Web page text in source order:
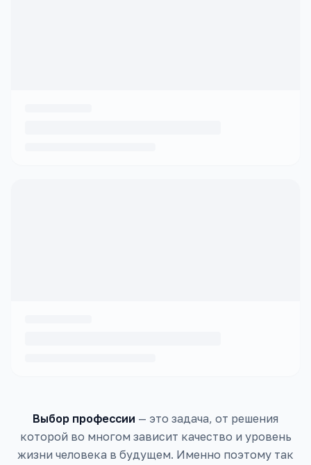
Выбор профессии — это задача, от решения
которой во многом зависит качество и уровень
жизни человека в будущем. Именно поэтому так